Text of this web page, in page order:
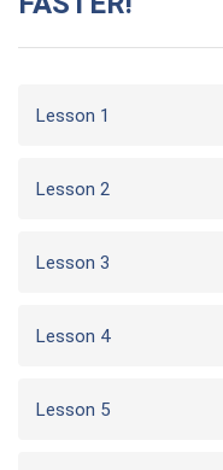
Lesson 1
Lesson 2
Lesson 3
Lesson 4
Lesson 5